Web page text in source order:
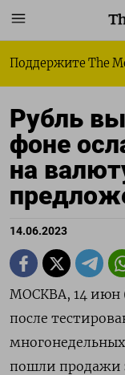
Поддержите The
Рубль
фоне
на
14.06.2023
МОСКВА, 14 июн
после
пошли продажи